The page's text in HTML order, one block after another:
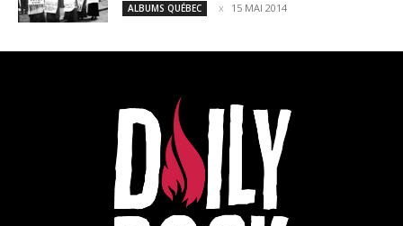
ALBUMS QUÉBEC 15 MAI 2014